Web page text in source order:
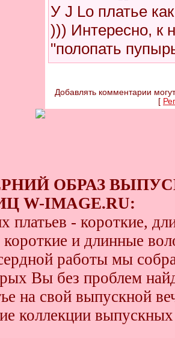
У J Lo платье
))) Интересно, к
"полопать
Добавлять комментарии
[
ОБРАЗ
W-IMAGE.RU:
платьев - короткие,
короткие и длинные
работы мы
Вы без проблем
на свой выпускной
коллекции